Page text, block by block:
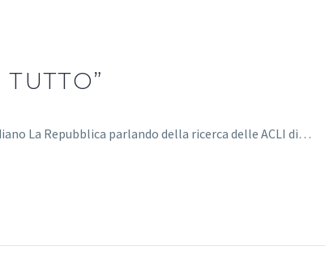
La Repubblica parlando della ricerca delle ACLI di…